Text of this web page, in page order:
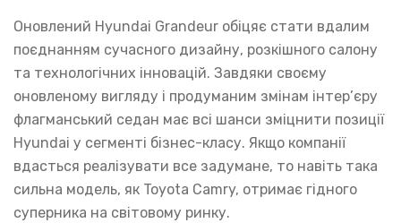
Оновлений Hyundai Grandeur обіцяє стати вдалим
поєднанням сучасного дизайну, розкішного салону
та технологічних інновацій. Завдяки своєму
оновленому вигляду і продуманим змінам інтер’єру
флагманський седан має всі шанси зміцнити позиції
Hyundai у сегменті бізнес-класу. Якщо компанії
вдасться реалізувати все задумане, то навіть така
сильна модель, як Toyota Camry, отримає гідного
суперника на світовому ринку.